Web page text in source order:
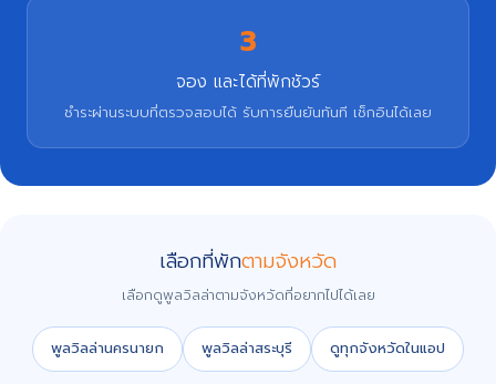
3
จอง และได้ที่พักชัวร์
ชำระผ่านระบบที่ตรวจสอบได้ รับการยืนยันทันที เช็กอินได้เลย
เลือกที่พักตามจังหวัด
เลือกดูพูลวิลล่าตามจังหวัดที่อยากไปได้เลย
พูลวิลล่านครนายก พูลวิลล่าสระบุรี ดูทุกจังหวัดในแอป